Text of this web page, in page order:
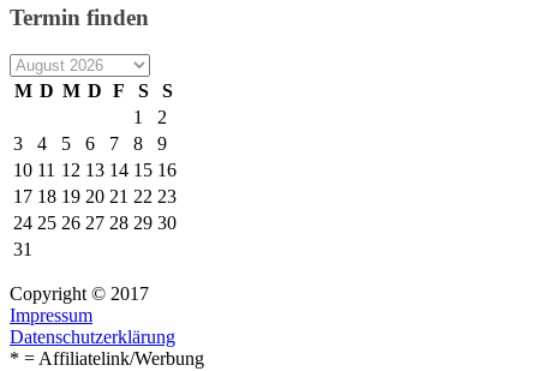
Termin finden
M D M D F S
S
1
2
3
4 5 6 7 8
9
10 11 12 13 14 15 16
17 18 19 20 21 22 23
24 25 26 27 28 29 30
31
Copyright © 2017
Impressum
Datenschutzerklärung
* = Affiliatelink/Werbung